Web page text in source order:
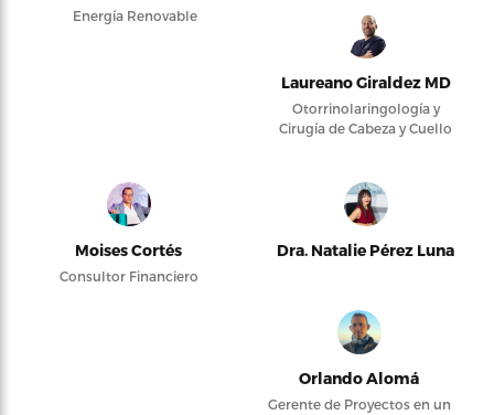
Energía Renovable
Laureano Giraldez MD
Otorrinolaringología y
Cirugía de Cabeza y Cuello
Moises Cortés
Consultor Financiero
Dra. Natalie Pérez Luna
Orlando Alomá
Gerente de Proyectos en un